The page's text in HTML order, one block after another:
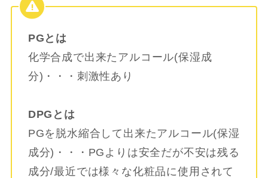
PGとは
化学合成で出来たアルコール(保湿成
分)・・・刺激性あり
DPGとは
PGを脱水縮合して出来たアルコール(保湿
成分)・・・PGよりは安全だが不安は残る
成分/最近では様々な化粧品に使用されて